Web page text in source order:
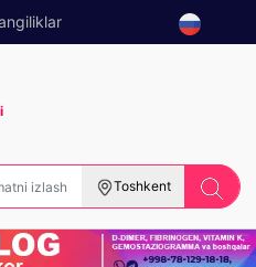
Toshkent